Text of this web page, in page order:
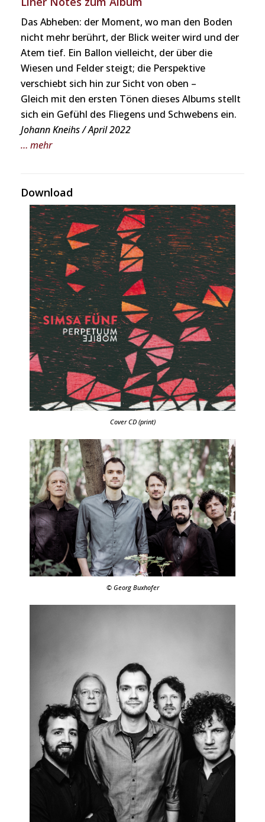
Das Abheben: der Moment, wo man den Boden
nicht mehr berührt, der Blick weiter wird und der
Atem tief. Ein Ballon vielleicht, der über die
Wiesen und Felder steigt; die Perspektive
verschiebt sich hin zur Sicht von oben –
Gleich mit den ersten Tönen dieses Albums stellt
sich ein Gefühl des Fliegens und Schwebens ein.
Johann Kneihs / April 2022
… mehr
Download
Cover CD (print)
© Georg Buxhofer